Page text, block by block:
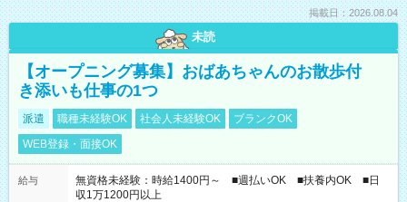
掲載日：2026.08.04
未読
【オープニング募集】おばあちゃんのお散歩付
き添いも仕事の1つ
派遣 職種未経験OK 社会人未経験OK
ブランクOK
WEB登録・面接OK
給与
無資格未経験：時給1400円～ ■週払いOK ■扶養内OK ■日
収1万1200円以上